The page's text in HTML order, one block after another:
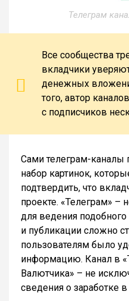
Телеграм
Все сообщества
вкладчики
денежных
того, автор
с подписчиков
Сами телеграм-каналы
набор картинок,
подтвердить, что
проекте. «Телеграм» –
для ведения подобного
и публикации сложно
пользователям было
информацию. Канал в
Валютчика» – не
сведения о заработке в